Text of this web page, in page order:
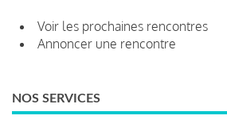
Voir les prochaines rencontres
Annoncer une rencontre
NOS SERVICES